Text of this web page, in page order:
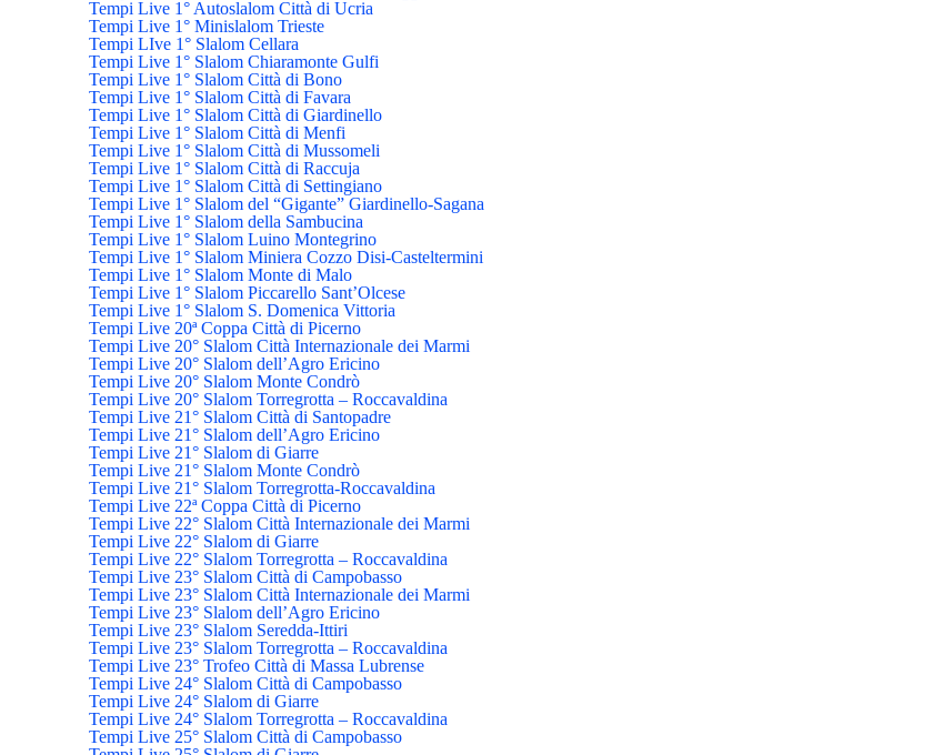
Tempi Live 1° Autoslalom Città di Ucria
Tempi Live 1° Minislalom Trieste
Tempi LIve 1° Slalom Cellara
Tempi Live 1° Slalom Chiaramonte Gulfi
Tempi Live 1° Slalom Città di Bono
Tempi Live 1° Slalom Città di Favara
Tempi Live 1° Slalom Città di Giardinello
Tempi Live 1° Slalom Città di Menfi
Tempi Live 1° Slalom Città di Mussomeli
Tempi Live 1° Slalom Città di Raccuja
Tempi Live 1° Slalom Città di Settingiano
Tempi Live 1° Slalom del “Gigante” Giardinello-Sagana
Tempi Live 1° Slalom della Sambucina
Tempi Live 1° Slalom Luino Montegrino
Tempi Live 1° Slalom Miniera Cozzo Disi-Casteltermini
Tempi Live 1° Slalom Monte di Malo
Tempi Live 1° Slalom Piccarello Sant’Olcese
Tempi Live 1° Slalom S. Domenica Vittoria
Tempi Live 20ª Coppa Città di Picerno
Tempi Live 20° Slalom Città Internazionale dei Marmi
Tempi Live 20° Slalom dell’Agro Ericino
Tempi Live 20° Slalom Monte Condrò
Tempi Live 20° Slalom Torregrotta – Roccavaldina
Tempi Live 21° Slalom Città di Santopadre
Tempi Live 21° Slalom dell’Agro Ericino
Tempi Live 21° Slalom di Giarre
Tempi Live 21° Slalom Monte Condrò
Tempi Live 21° Slalom Torregrotta-Roccavaldina
Tempi Live 22ª Coppa Città di Picerno
Tempi Live 22° Slalom Città Internazionale dei Marmi
Tempi Live 22° Slalom di Giarre
Tempi Live 22° Slalom Torregrotta – Roccavaldina
Tempi Live 23° Slalom Città di Campobasso
Tempi Live 23° Slalom Città Internazionale dei Marmi
Tempi Live 23° Slalom dell’Agro Ericino
Tempi Live 23° Slalom Seredda-Ittiri
Tempi Live 23° Slalom Torregrotta – Roccavaldina
Tempi Live 23° Trofeo Città di Massa Lubrense
Tempi Live 24° Slalom Città di Campobasso
Tempi Live 24° Slalom di Giarre
Tempi Live 24° Slalom Torregrotta – Roccavaldina
Tempi Live 25° Slalom Città di Campobasso